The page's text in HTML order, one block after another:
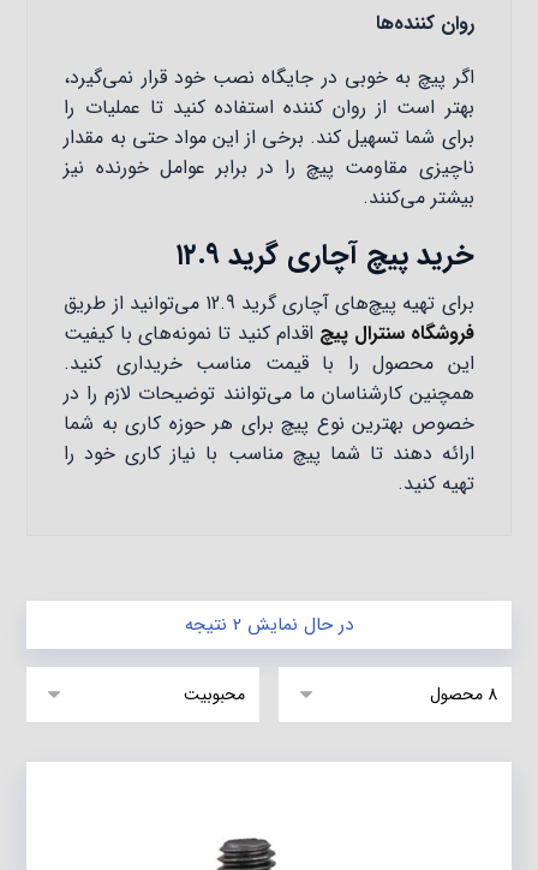
روان کننده‌ها
اگر پیچ به خوبی در جایگاه نصب خود قرار نمی‌گیرد،
بهتر است از روان کننده استفاده کنید تا عملیات را
برای شما تسهیل کند. برخی از این مواد حتی به مقدار
ناچیزی مقاومت پیچ را در برابر عوامل خورنده نیز
بیشتر می‌کنند‌.
خرید پیچ آچاری گرید ۱۲.۹
برای تهیه پیچ‌های آچاری گرید 12.9 می‌توانید از طریق
فروشگاه سنترال پیچ اقدام کنید تا نمونه‌های با کیفیت
این محصول را با قیمت مناسب خریداری کنید.
همچنین کارشناسان ما می‌توانند توضیحات لازم را در
خصوص بهترین نوع پیچ برای هر حوزه کاری به شما
ارائه دهند تا شما پیچ مناسب با نیاز کاری خود را
تهیه کنید.
در حال نمایش 2 نتیجه